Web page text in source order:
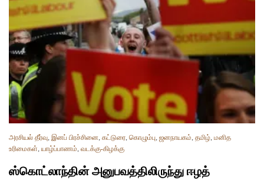
அரசியல் தீர்வு, இனப் பிரச்சினை, கட்டுரை, கொழும்பு, ஜனநாயகம், தமிழ், மனித
உரிமைகள், யாழ்ப்பாணம், வடக்கு-கிழக்கு
ஸ்கொட்லாந்தின் அனுபவத்திலிருந்து ஈழத்